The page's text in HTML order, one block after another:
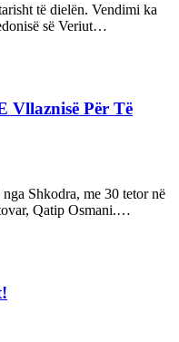
të dielën. Vendimi ka
së Veriut…
Vllaznisë Për Të
Shkodra, me 30 tetor në
Qatip Osmani.…